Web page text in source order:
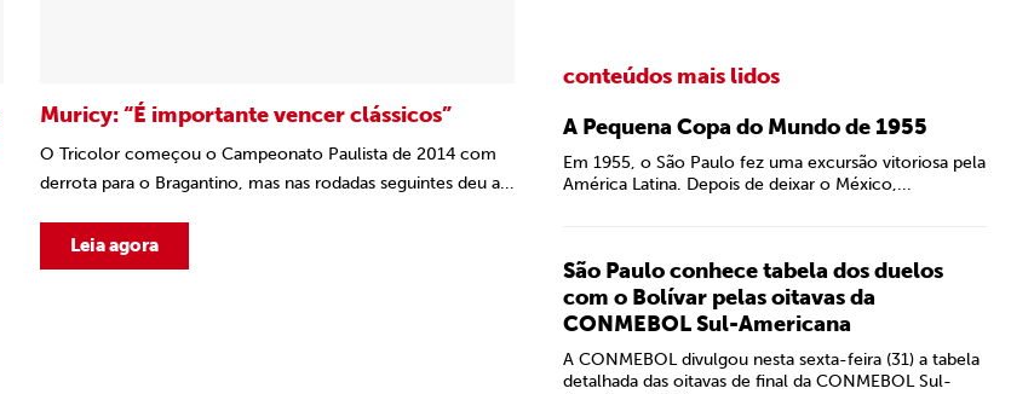
Muricy: “É importante vencer clássicos”
O Tricolor começou o Campeonato Paulista de 2014 com
derrota para o Bragantino, mas nas rodadas seguintes deu a...
Leia agora
conteúdos mais lidos
A Pequena Copa do Mundo de 1955
Em 1955, o São Paulo fez uma excursão vitoriosa pela
América Latina. Depois de deixar o México,...
São Paulo conhece tabela dos duelos
com o Bolívar pelas oitavas da
CONMEBOL Sul-Americana
A CONMEBOL divulgou nesta sexta-feira (31) a tabela
detalhada das oitavas de final da CONMEBOL Sul-